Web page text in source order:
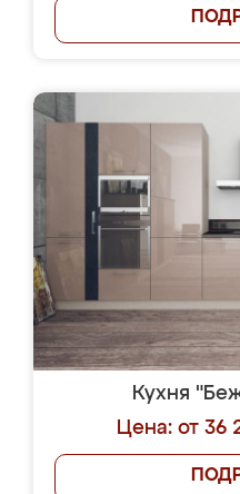
Кухня
Цена: от 36